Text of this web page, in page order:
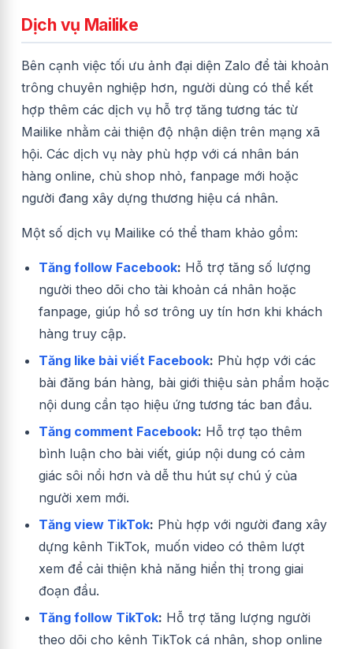
Dịch vụ Mailike
Bên cạnh việc tối ưu ảnh đại diện Zalo để tài khoản
trông chuyên nghiệp hơn, người dùng có thể kết
hợp thêm các dịch vụ hỗ trợ tăng tương tác từ
Mailike nhằm cải thiện độ nhận diện trên mạng xã
hội. Các dịch vụ này phù hợp với cá nhân bán
hàng online, chủ shop nhỏ, fanpage mới hoặc
người đang xây dựng thương hiệu cá nhân.
Một số dịch vụ Mailike có thể tham khảo gồm:
Tăng follow Facebook: Hỗ trợ tăng số lượng
người theo dõi cho tài khoản cá nhân hoặc
fanpage, giúp hồ sơ trông uy tín hơn khi khách
hàng truy cập.
Tăng like bài viết Facebook: Phù hợp với các
bài đăng bán hàng, bài giới thiệu sản phẩm hoặc
nội dung cần tạo hiệu ứng tương tác ban đầu.
Tăng comment Facebook: Hỗ trợ tạo thêm
bình luận cho bài viết, giúp nội dung có cảm
giác sôi nổi hơn và dễ thu hút sự chú ý của
người xem mới.
Tăng view TikTok: Phù hợp với người đang xây
dựng kênh TikTok, muốn video có thêm lượt
xem để cải thiện khả năng hiển thị trong giai
đoạn đầu.
Tăng follow TikTok: Hỗ trợ tăng lượng người
theo dõi cho kênh TikTok cá nhân, shop online